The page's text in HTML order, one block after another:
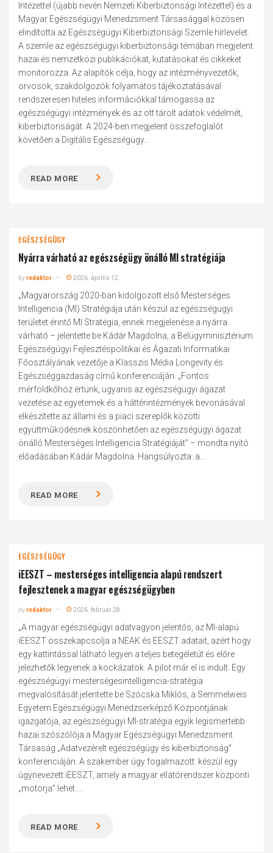
Intézettel (újabb nevén Nemzeti Kiberbiztonsági Intézettel) és a
Magyar Egészségügyi Menedzsment Társasággal közösen
elindította az Egészségügyi Kiberbiztonsági Szemle hírlevelet.
A szemle az egészségügyi kiberbiztonsági témában megjelent
hazai és nemzetközi publikációkat, kutatásokat és cikkeket
monitorozza. Az alapítók célja, hogy az intézményvezetők,
orvosok, szakdolgozók folyamatos tájékoztatásával
rendszeresen hiteles információkkal támogassa az
egészségügyi intézmények és az ott tárolt adatok védelmét,
kiberbiztonságát. A 2024-ben megjelent összefoglalót
követően a Digitális Egészségügy...
READ MORE
EGÉSZSÉGÜGY
Nyárra várható az egészségügy önálló MI stratégiája
byredaktor 2026. április 12.
„Magyarország 2020-ban kidolgozott első Mesterséges
Intelligencia (MI) Stratégiája után készül az egészségügyi
területet érintő MI Stratégia, ennek megjelenése a nyárra
várható – jelentette be Kádár Magdolna, a Belügyminisztérium
Egészségügyi Fejlesztéspolitikai és Ágazati Informatikai
Főosztályának vezetője a Klasszis Média Longevity és
Egészséggazdaság című konferenciáján. „Fontos
mérföldkőhöz értünk, ugyanis az egészségügyi ágazat
vezetése az egyetemek és a háttérintézmények bevonásával
elkészítette az állami és a piaci szereplők közötti
együttműködésnek köszönhetően az egészségügyi ágazat
önálló Mesterséges Intelligencia Stratégiáját” – mondta nyitó
előadásában Kádár Magdolna. Hangsúlyozta: a...
READ MORE
EGÉSZSÉGÜGY
iEESZT – mesterséges intelligencia alapú rendszert
fejlesztenek a magyar egészségügyben
byredaktor 2026. február 28.
„A magyar egészségügyi adatvagyon jelentős, az MI-alapú
iEESZT összekapcsolja a NEAK és EESZT adatait, azért hogy
egy kattintással látható legyen a teljes betegéletút és előre
jelezhetők legyenek a kockázatok. A pilot már el is indult. Egy
egészségügyi mesterségesintelligencia-stratégia
megvalósítását jelentette be Szócska Miklós, a Semmelweis
Egyetem Egészségügyi Menedzserképző Központjának
igazgatója, az egészségügyi MI-stratégia egyik legismertebb
hazai szószólója a Magyar Egészségügyi Menedzsment
Társaság „Adatvezérelt egészségügy és kiberbiztonság”
konferenciáján. A szakember úgy fogalmazott: készül egy
úgynevezett iEESZT, amely a magyar ellátórendszer központi
„motorja” lehet....
READ MORE